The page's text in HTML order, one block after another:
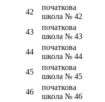
42
початкова
школа № 42
43
початкова
школа № 43
44
початкова
школа № 44
45
початкова
школа № 45
46
початкова
школа № 46